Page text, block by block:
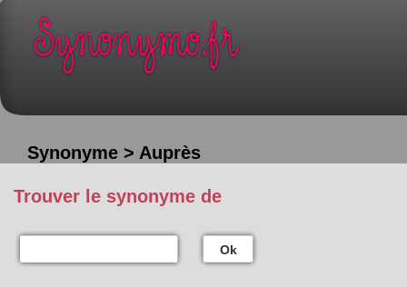
Synonyme > Auprès
Trouver le synonyme de
Ok